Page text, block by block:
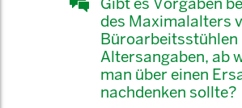
des Maximalalters
Büroarbeitsstühlen
Altersangaben, ab
man über einen
nachdenken sollte?